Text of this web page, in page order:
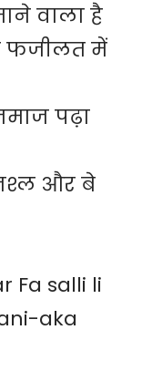
वाला है
फजीलत में
पढ़ा
और बे
Fa salli li
aka